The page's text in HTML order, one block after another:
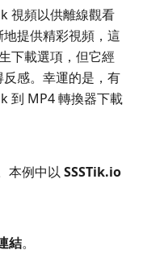
視頻以供離線觀看
提供精彩視頻，這
下載選項，但它經
感。幸運的是，有
到 MP4 轉換器下載
本例中以 SSSTik.io
結。